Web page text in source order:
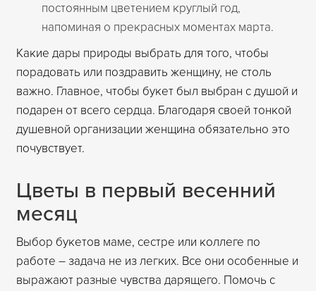
постоянным цветением круглый год,
напоминая о прекрасных моментах марта.
Какие дары природы выбрать для того, чтобы
порадовать или поздравить женщину, не столь
важно. Главное, чтобы букет был выбран с душой и
подарен от всего сердца. Благодаря своей тонкой
душевной организации женщина обязательно это
почувствует.
Цветы в первый весенний
месяц
Выбор букетов маме, сестре или коллеге по
работе – задача не из легких. Все они особенные и
выражают разные чувства дарящего. Помочь с